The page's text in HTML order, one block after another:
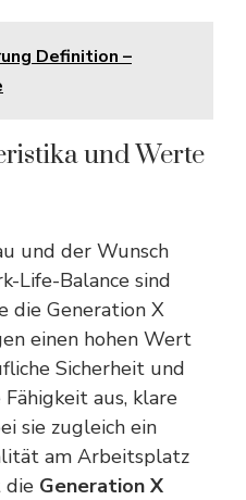
Definition –
und Werte
und der Wunsch
Life-Balance sind
die Generation X
einen hohen Wert
Sicherheit und
aus, klare
sie zugleich ein
am Arbeitsplatz
die Generation X